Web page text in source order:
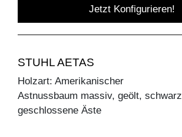
Jetzt Konfigurieren!
STUHL AETAS
Holzart: Amerikanischer
Astnussbaum massiv, geölt, schwarz
geschlossene Äste